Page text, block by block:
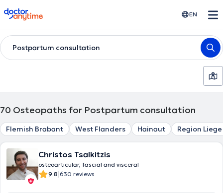
doctoranytime EN
Postpartum consultation
70 Osteopaths for Postpartum consultation
Flemish Brabant West Flanders Hainaut Region Liege
Christos Tsalkitzis
osteoarticular, fascial and visceral
9.8|630 reviews